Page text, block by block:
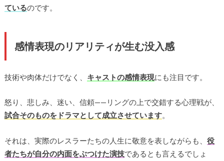
ているのです。
感情表現のリアリティが生む没入感
技術や肉体だけでなく、 キャストの感情表現にも注目です。
怒り、悲しみ、迷い、信頼——リングの上で交錯する心理戦が、
試合そのものをドラマとして成立させています。
それは、実際のレスラーたちの人生に敬意を表しながらも、 役
者たちが自分の内面をぶつけた演技であるとも言えるでしょ